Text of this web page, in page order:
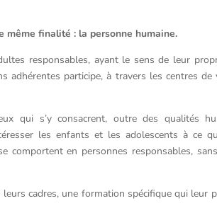
même finalité : la personne humaine.
responsables, ayant le sens de leur
adhérentes participe, à travers les centres de
qui s’y consacrent, outre des qualités
les enfants et les adolescents à ce
comportent en personnes responsables,
cadres, une formation spécifique qui leur